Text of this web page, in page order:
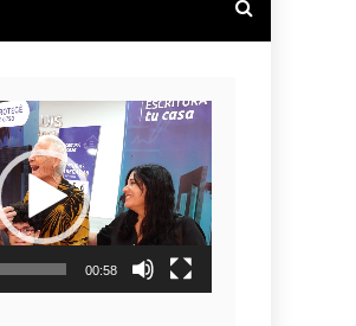
00:58